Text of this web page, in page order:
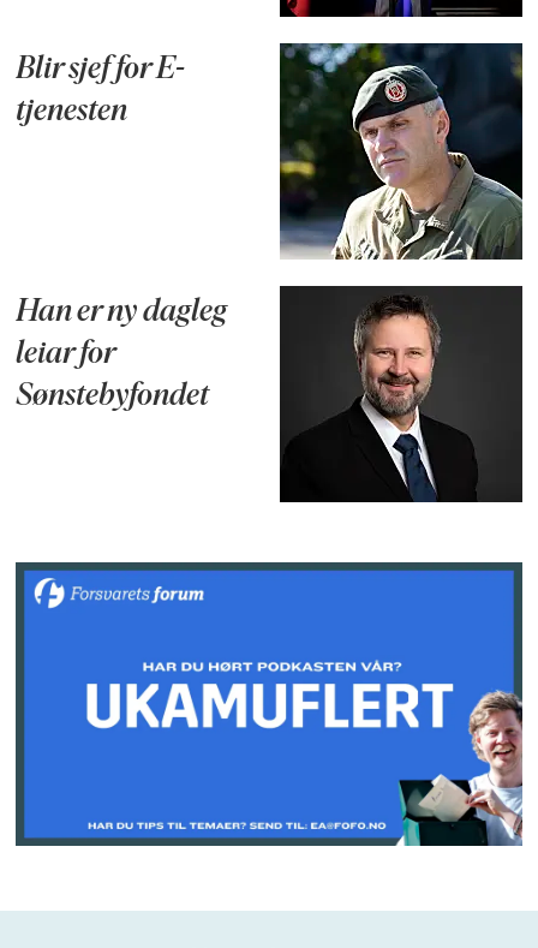
Blir sjef for E-
tjenesten
Han er ny dagleg
leiar for
Sønstebyfondet